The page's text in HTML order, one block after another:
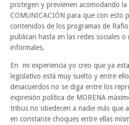
protegen y previenen acomodando la
COMUNICACIÓN para que con esto
contenidos de los programas de
publican hasta en las redes sociales
informales.
En mi experiencia yo creo que ya
legislativo está muy suelto y entre
desacuerdos no se diga entre los
expresión política de MORENA
tribus no obedecen a nadie más que
en constante choques entre ellas